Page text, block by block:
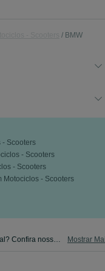
BMW
- Scooters
- Scooters
- Scooters
Motociclos - Scooters
Pesquisando por olx motas usadas em Portugal? Confira nossa seleção em BMW no OLX Portugal e encontre exatamente o que procura! Mostrar